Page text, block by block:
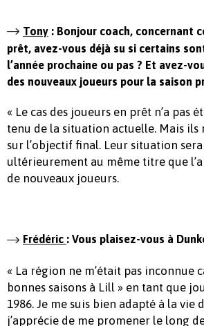
Tony : Bonjour coach, concernant
prêt, avez-vous déjà su si certains
l’année prochaine ou pas ? Et avez-
des nouveaux joueurs pour la saison
« Le cas des joueurs en prêt n’a pas
tenu de la situation actuelle. Mais ils
sur l’objectif final. Leur situation
ultérieurement au même titre que
de nouveaux joueurs.
Frédéric : Vous plaisez-vous à
« La région ne m’était pas inconnue
bonnes saisons à Lill » en tant que
1986. Je me suis bien adapté à la vie
j’apprécie de me promener le long